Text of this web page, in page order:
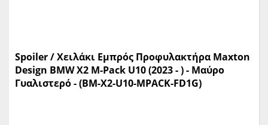
Spoiler / Χειλάκι Εμπρός Προφυλακτήρα Maxton
Design BMW X2 M-Pack U10 (2023 - ) - Μαύρο
Γυαλιστερό - (BM-X2-U10-MPACK-FD1G)